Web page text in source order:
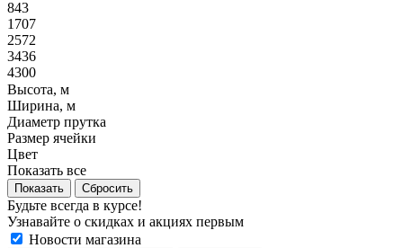
843
1707
2572
3436
4300
Высота, м
Ширина, м
Диаметр прутка
Размер ячейки
Цвет
Показать все
Сбросить
Будьте всегда в курсе!
Узнавайте о скидках и акциях первым
Новости магазина